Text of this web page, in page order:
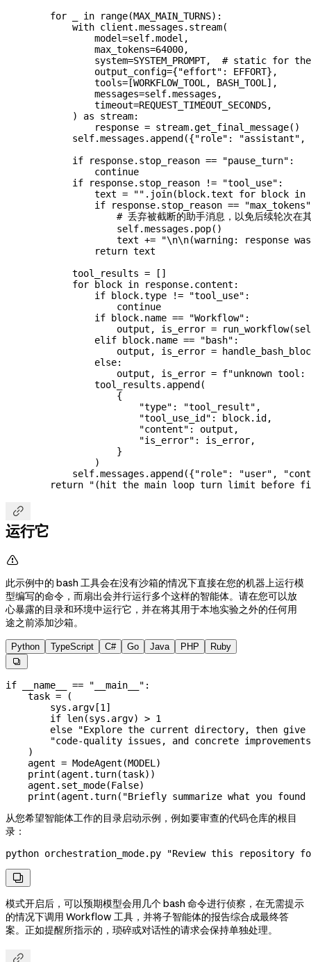
        for
in range(MAX_MAIN_TURNS):
            with
client.messages.stream(
                model
=self.model,
                max_tokens
=64000,
                system
=SYSTEM_PROMPT, # static for the
                output_config
={"effort" : EFFORT},
                tools
=[WORKFLOW_TOOL , BASH_TOOL ],
                messages
=self.messages,
                timeout
=REQUEST_TIMEOUT_SECONDS,
            )
as stream:
                response
= stream.get_final_message()
            self
.messages.append({"role" : "assistant" ,
            if
response.stop_reason == "pause_turn" :
                continue
            if
response.stop_reason != "tool_use" :
                text
= "" .join(block.text for block in
                if
response.stop_reason == "max_tokens"
# 丢弃被截断的助手消息，以免后续轮次在
                    self
.messages.pop()
                    text
+= "\n\n(warning: response
                return
text
            tool_results
= []
            for
block in response.content:
                if
block.type != "tool_use" :
                    continue
                if
block.name == "Workflow" :
                    output, is_error
= run_workflow(
                elif
block.name == "bash" :
                    output, is_error
=
                else
:
                    output, is_error
= f"unknown tool:
                tool_results.append(
                    {
                        "type"
: "tool_result" ,
                        "tool_use_id"
: block.id,
                        "content"
: output,
                        "is_error"
: is_error,
                    }
                )
            self
.messages.append({"role" : "user" ,
        return
"(hit the main loop turn limit before

运行它

此示例中的 bash 工具会在没有沙箱的情况下直接在您的机器上运行模
型编写的命令，而扇出会并行运行多个这样的智能体。请在您可以放
心暴露的目录和环境中运行它，并在将其用于本地实验之外的任何用
途之前添加沙箱。
Python TypeScript C# Go Java PHP Ruby

if __name__ == "__main__" :
    task
= (
        sys.argv[
1]
        if
len(sys.argv) > 1
        else
"Explore the current directory, then
"code-quality issues, and concrete
    )
    agent
= ModeAgent(MODEL)
    print
(agent.turn(task))
    agent.set_mode(
False)
    print
(agent.turn( "Briefly summarize what you
从您希望智能体工作的目录启动示例，例如要审查的代码仓库的根目
录：
python orchestration_mode.py "Review this repository

模式开启后，可以预期模型会用几个 bash 命令进行侦察，在无需提示
的情况下调用 Workflow 工具，并将子智能体的报告综合成最终答
案。正如提醒所指示的，琐碎或对话性的请求会保持单独处理。
